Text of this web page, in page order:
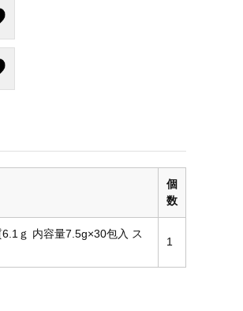
個
数
ｇ 内容量7.5g×30包入 ス
1